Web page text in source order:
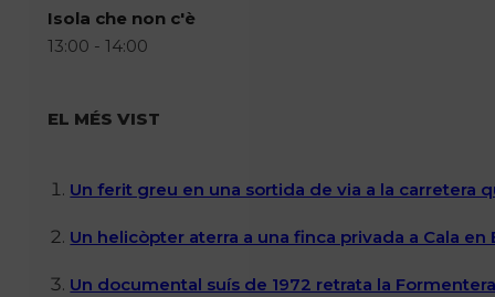
Isola che non c'è
13:00 - 14:00
EL MÉS VIST
Un ferit greu en una sortida de via a la carretera
Un helicòpter aterra a una finca privada a Cala
Un documental suís de 1972 retrata la